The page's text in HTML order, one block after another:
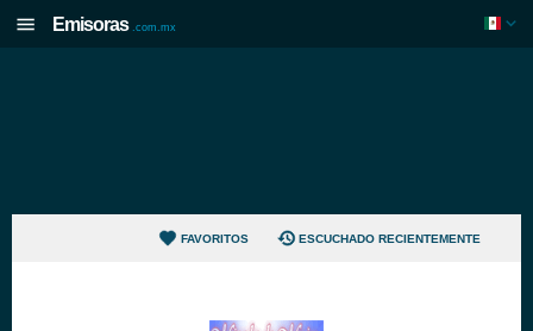
Emisoras .com.mx
FAVORITOS ESCUCHADO RECIENTEMENTE